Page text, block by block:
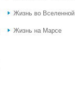
Жизнь во Вселенной
Жизнь на Марсе